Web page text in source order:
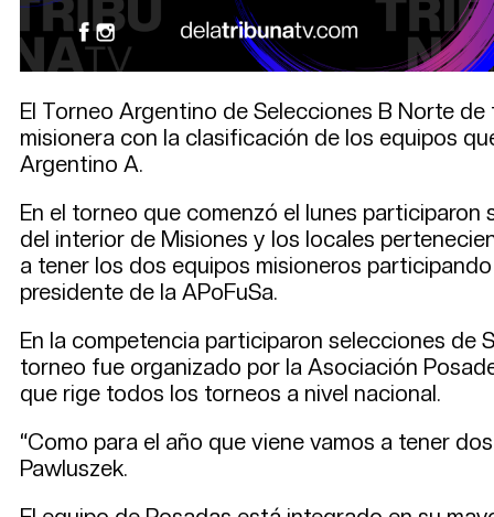
El Torneo Argentino de Selecciones B Norte
misionera con la clasificación de los equipos
Argentino A.
En el torneo que comenzó el lunes
del interior de Misiones y los locales
a tener los dos equipos misioneros
presidente de la APoFuSa.
En la competencia participaron selecciones de
torneo fue organizado por la Asociación
que rige todos los torneos a nivel nacional.
“Como para el año que viene vamos a tener
Pawluszek.